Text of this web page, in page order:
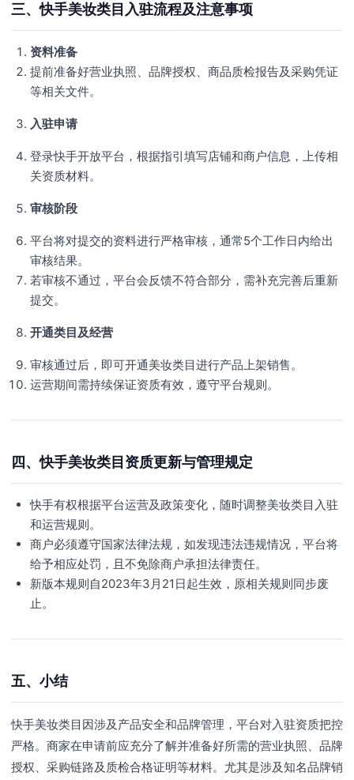
三、快手美妆类目入驻流程及注意事项
资料准备
提前准备好营业执照、品牌授权、商品质检报告及采购凭证
等相关文件。
入驻申请
登录快手开放平台，根据指引填写店铺和商户信息，上传相
关资质材料。
审核阶段
平台将对提交的资料进行严格审核，通常5个工作日内给出
审核结果。
若审核不通过，平台会反馈不符合部分，需补充完善后重新
提交。
开通类目及经营
审核通过后，即可开通美妆类目进行产品上架销售。
运营期间需持续保证资质有效，遵守平台规则。
四、快手美妆类目资质更新与管理规定
快手有权根据平台运营及政策变化，随时调整美妆类目入驻
和运营规则。
商户必须遵守国家法律法规，如发现违法违规情况，平台将
给予相应处罚，且不免除商户承担法律责任。
新版本规则自2023年3月21日起生效，原相关规则同步废
止。
五、小结
快手美妆类目因涉及产品安全和品牌管理，平台对入驻资质把控
严格。商家在申请前应充分了解并准备好所需的营业执照、品牌
授权、采购链路及质检合格证明等材料。尤其是涉及知名品牌销